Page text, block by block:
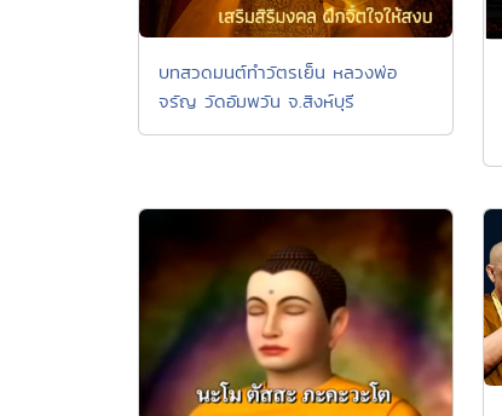
บทสวดมนต์ทำวัตรเย็น หลวงพ่อ
จรัญ วัดอัมพวัน จ.สิงห์บุรี